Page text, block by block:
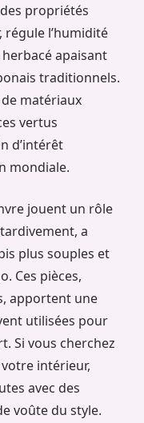
propriétés
régule l’humidité
apaisant
traditionnels.
matériaux
vertus
d’intérêt
mondiale.
jouent un rôle
a
plus souples et
Ces pièces,
apportent une
utilisées pour
Si vous cherchez
intérieur,
avec des
voûte du style.